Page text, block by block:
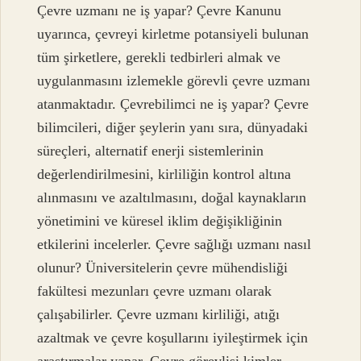
Çevre uzmanı ne iş yapar? Çevre Kanunu
uyarınca, çevreyi kirletme potansiyeli bulunan
tüm şirketlere, gerekli tedbirleri almak ve
uygulanmasını izlemekle görevli çevre uzmanı
atanmaktadır. Çevrebilimci ne iş yapar? Çevre
bilimcileri, diğer şeylerin yanı sıra, dünyadaki
süreçleri, alternatif enerji sistemlerinin
değerlendirilmesini, kirliliğin kontrol altına
alınmasını ve azaltılmasını, doğal kaynakların
yönetimini ve küresel iklim değişikliğinin
etkilerini incelerler. Çevre sağlığı uzmanı nasıl
olunur? Üniversitelerin çevre mühendisliği
fakültesi mezunları çevre uzmanı olarak
çalışabilirler. Çevre uzmanı kirliliği, atığı
azaltmak ve çevre koşullarını iyileştirmek için